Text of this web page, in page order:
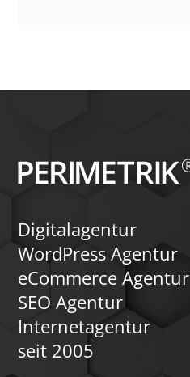
Digitalagentur
WordPress Agentur
eCommerce Agentur
SEO Agentur
Internetagentur
seit 2005